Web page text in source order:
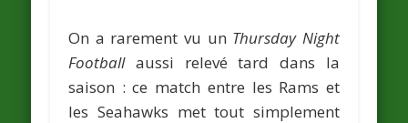
On a rarement vu un Thursday Night
Footballaussi relevé tard dans la
saison : ce match entre les Rams et
les Seahawks met tout simplement